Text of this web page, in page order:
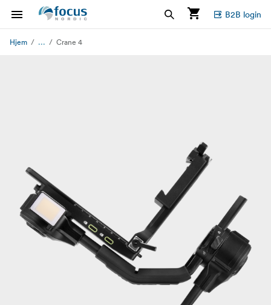
B2B login
Hjem ... Crane 4